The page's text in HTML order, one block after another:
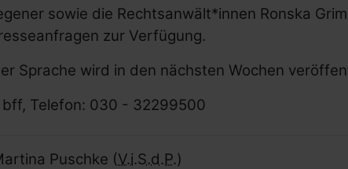
sowie die Rechtsanwält*innen Ronska
zur Verfügung.
Sprache wird in den nächsten Wochen
bff, Telefon: 030 - 32299500
Puschke (V.i.S.d.P.)